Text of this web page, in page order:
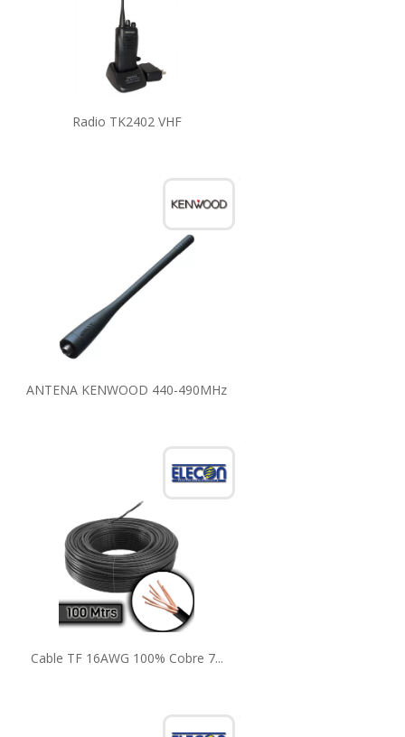
Radio TK2402 VHF
ANTENA KENWOOD 440-490MHz
Cable TF 16AWG 100% Cobre 7...